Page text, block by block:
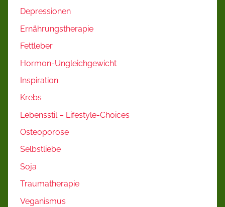
Depressionen
Ernährungstherapie
Fettleber
Hormon-Ungleichgewicht
Inspiration
Krebs
Lebensstil – Lifestyle-Choices
Osteoporose
Selbstliebe
Soja
Traumatherapie
Veganismus